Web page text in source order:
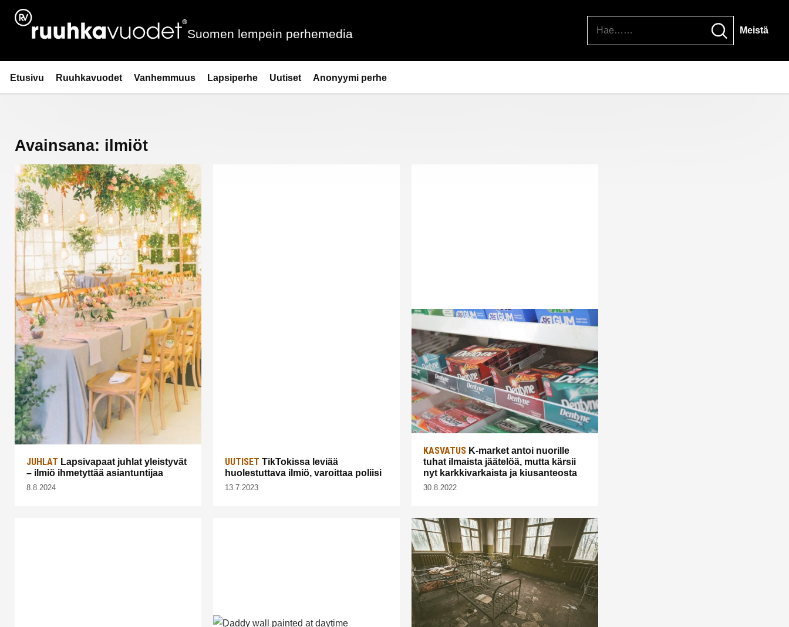
Siirry
sisältöön
Ruuhkavuodet.fi
Suomen lempein perhemedia Meistä
Etusivu Ruuhkavuodet Vanhemmuus Lapsiperhe Uutiset Anonyymi perhe
Avainsana: ilmiöt
JUHLAT Lapsivapaat juhlat yleistyvät
– ilmiö ihmetyttää asiantuntijaa
8.8.2024
UUTISET TikTokissa leviää
huolestuttava ilmiö, varoittaa poliisi
13.7.2023
KASVATUS K-market antoi nuorille
tuhat ilmaista jäätelöä, mutta kärsii
nyt karkkivarkaista ja kiusanteosta
30.8.2022